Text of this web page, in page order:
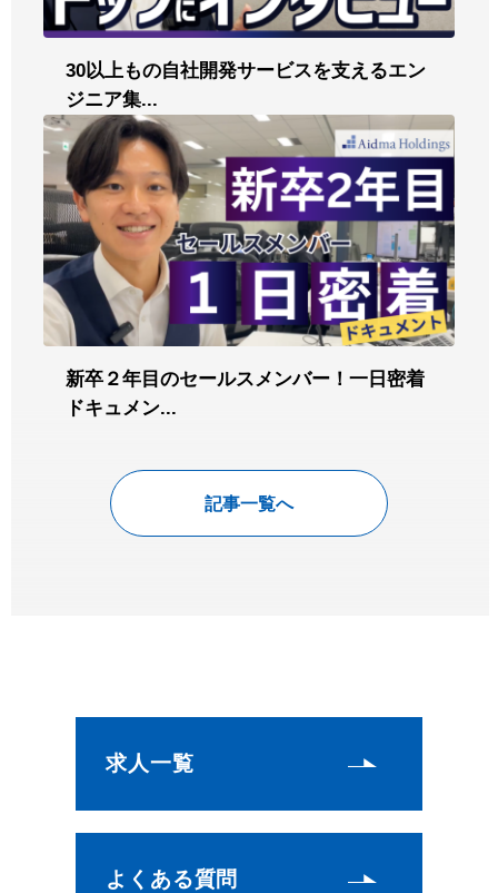
30以上もの自社開発サービスを支えるエン
ジニア集...
新卒２年目のセールスメンバー！一日密着
ドキュメン...
記事一覧へ
求人一覧
よくある質問